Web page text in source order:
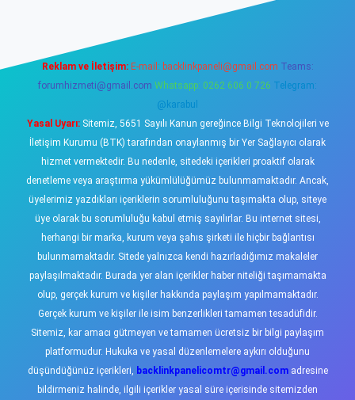
Reklam ve İletişim: E-mail: backlinkpaneli@gmail.com Teams:
forumhizmeti@gmail.com Whatsapp: 0262 606 0 726 Telegram:
@karabul
Yasal Uyarı:Sitemiz, 5651 Sayılı Kanun gereğince Bilgi Teknolojileri ve
İletişim Kurumu (BTK) tarafından onaylanmış bir Yer Sağlayıcı olarak
hizmet vermektedir. Bu nedenle, sitedeki içerikleri proaktif olarak
denetleme veya araştırma yükümlülüğümüz bulunmamaktadır. Ancak,
üyelerimiz yazdıkları içeriklerin sorumluluğunu taşımakta olup, siteye
üye olarak bu sorumluluğu kabul etmiş sayılırlar. Bu internet sitesi,
herhangi bir marka, kurum veya şahıs şirketi ile hiçbir bağlantısı
bulunmamaktadır. Sitede yalnızca kendi hazırladığımız makaleler
paylaşılmaktadır. Burada yer alan içerikler haber niteliği taşımamakta
olup, gerçek kurum ve kişiler hakkında paylaşım yapılmamaktadır.
Gerçek kurum ve kişiler ile isim benzerlikleri tamamen tesadüfidir.
Sitemiz, kar amacı gütmeyen ve tamamen ücretsiz bir bilgi paylaşım
platformudur. Hukuka ve yasal düzenlemelere aykırı olduğunu
düşündüğünüz içerikleri, backlinkpanelicomtr@gmail.comadresine
bildirmeniz halinde, ilgili içerikler yasal süre içerisinde sitemizden